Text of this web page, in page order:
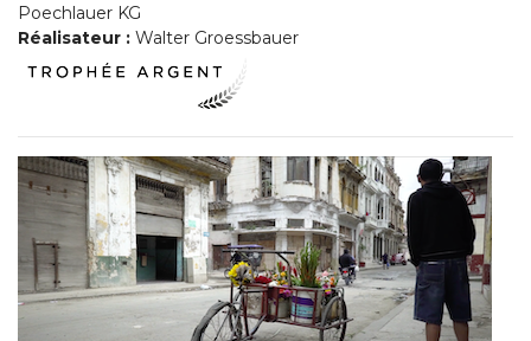
Poechlauer KG
Réalisateur : Walter Groessbauer